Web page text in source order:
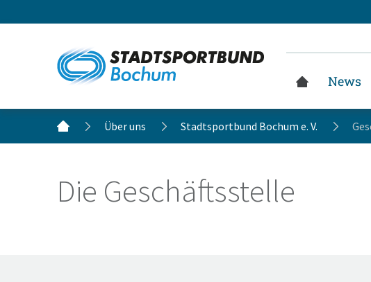
News
Über uns Stadtsportbund Bochum e. V.
Die Geschäftsstelle